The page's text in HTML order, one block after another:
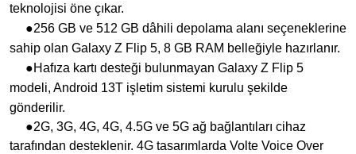
teknolojisi öne çıkar.
●256 GB ve 512 GB dâhili depolama alanı seçeneklerine
sahip olan Galaxy Z Flip 5, 8 GB RAM belleğiyle hazırlanır.
●Hafıza kartı desteği bulunmayan Galaxy Z Flip 5
modeli, Android 13T işletim sistemi kurulu şekilde
gönderilir.
●2G, 3G, 4G, 4G, 4.5G ve 5G ağ bağlantıları cihaz
tarafından desteklenir. 4G tasarımlarda Volte Voice Over